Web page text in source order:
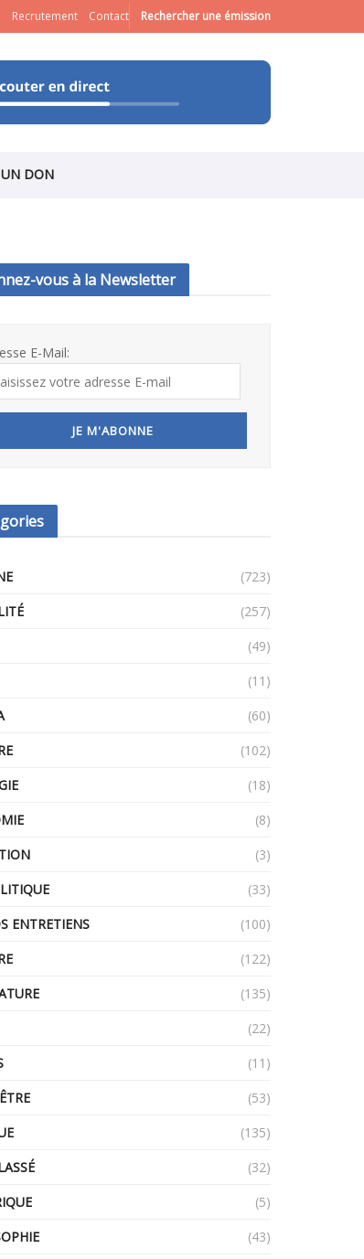
Recrutement Contact Rechercher une émission
UN DON
vous à la Newsletter
E-Mail:
(723)
(257)
(49)
(11)
(60)
(102)
(18)
(8)
(3)
(33)
ENTRETIENS
(100)
(122)
(135)
(22)
(11)
(53)
(135)
(32)
(5)
(43)